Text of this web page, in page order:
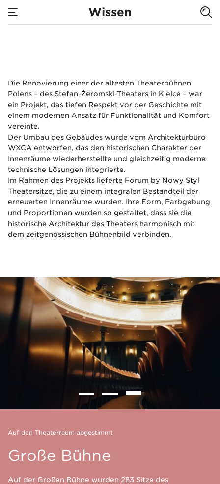
Wissen
Stefan-
Kielce
Die Renovierung einer der ältesten Theaterbühnen
Polens – des Stefan-Żeromski-Theaters in Kielce – war
ein Projekt, das tiefen Respekt vor der Geschichte mit
einem modernen Ansatz für Funktionalität und Komfort
vereinte.
Der Umbau des Gebäudes wurde vom Architekturbüro
WXCA entworfen, das den historischen Charakter der
Innenräume wiederherstellte und gleichzeitig moderne
technische Lösungen integrierte.
Im Rahmen des Projekts lieferte Forum by Nowy Styl
Theatersitze, die zu einem integralen Bestandteil der
erneuerten Innenräume wurden. Ihre Form, Farbgebung
und Proportionen wurden so gestaltet, dass sie die
historische Architektur des Theaters harmonisch mit
dem zeitgenössischen Bühnenbild verbinden.
Auf den Theaterraum abgestimmt
Große Bühne
Auf der Großen Bühne wurden 283 Sitze des